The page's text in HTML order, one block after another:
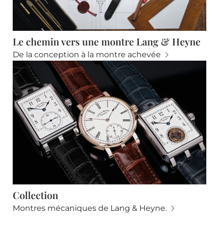
Le chemin vers une montre Lang & Heyne
De la conception à la montre achevée
Collection
Montres mécaniques de Lang & Heyne.